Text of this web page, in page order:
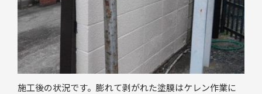
施工後の状況です。膨れて剥がれた塗膜はケレン作業に